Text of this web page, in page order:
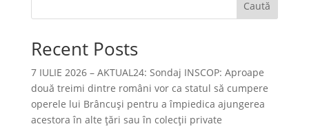
Caută
Recent Posts
7 IULIE 2026 – AKTUAL24: Sondaj INSCOP: Aproape
două treimi dintre români vor ca statul să cumpere
operele lui Brâncuşi pentru a împiedica ajungerea
acestora în alte ţări sau în colecţii private